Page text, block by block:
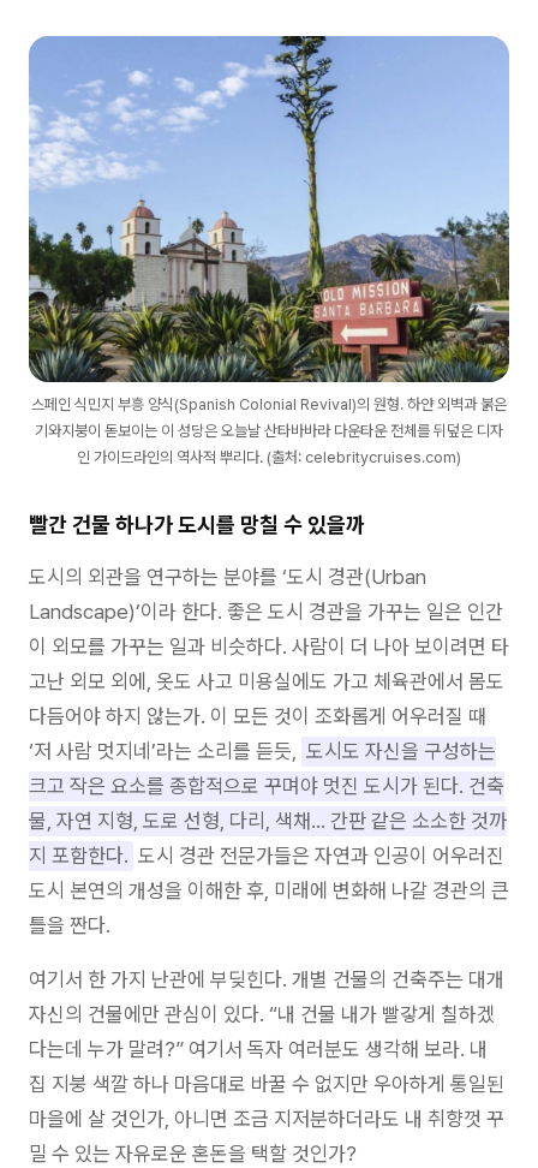
스페인 식민지 부흥 양식(Spanish Colonial Revival)의 원형. 하얀 외벽과 붉은
기와지붕이 돋보이는 이 성당은 오늘날 산타바바라 다운타운 전체를 뒤덮은 디자
인 가이드라인의 역사적 뿌리다. (출처: celebritycruises.com)
빨간 건물 하나가 도시를 망칠 수 있을까
도시의 외관을 연구하는 분야를 ‘도시 경관(Urban
Landscape)’이라 한다. 좋은 도시 경관을 가꾸는 일은 인간
이 외모를 가꾸는 일과 비슷하다. 사람이 더 나아 보이려면 타
고난 외모 외에, 옷도 사고 미용실에도 가고 체육관에서 몸도
다듬어야 하지 않는가. 이 모든 것이 조화롭게 어우러질 때
‘저 사람 멋지네’라는 소리를 듣듯, 도시도 자신을 구성하는
크고 작은 요소를 종합적으로 꾸며야 멋진 도시가 된다. 건축
물, 자연 지형, 도로 선형, 다리, 색채… 간판 같은 소소한 것까
지 포함한다. 도시 경관 전문가들은 자연과 인공이 어우러진
도시 본연의 개성을 이해한 후, 미래에 변화해 나갈 경관의 큰
틀을 짠다.
여기서 한 가지 난관에 부딪힌다. 개별 건물의 건축주는 대개
자신의 건물에만 관심이 있다. “내 건물 내가 빨갛게 칠하겠
다는데 누가 말려?” 여기서 독자 여러분도 생각해 보라. 내
집 지붕 색깔 하나 마음대로 바꿀 수 없지만 우아하게 통일된
마을에 살 것인가, 아니면 조금 지저분하더라도 내 취향껏 꾸
밀 수 있는 자유로운 혼돈을 택할 것인가?